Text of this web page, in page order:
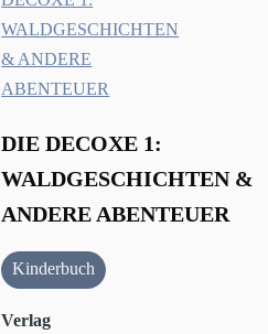
DIE DECOXE 1:
WALDGESCHICHTEN &
ANDERE ABENTEUER
Kinderbuch
Verlag